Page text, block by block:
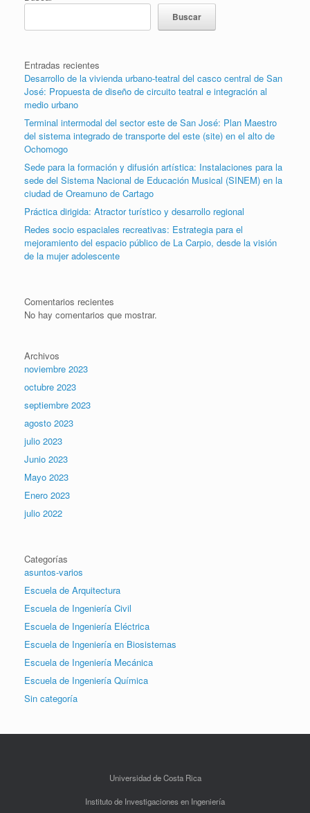
Buscar
Entradas recientes
Desarrollo de la vivienda urbano-teatral del casco central de San
José: Propuesta de diseño de circuito teatral e integración al
medio urbano
Terminal intermodal del sector este de San José: Plan Maestro
del sistema integrado de transporte del este (site) en el alto de
Ochomogo
Sede para la formación y difusión artística: Instalaciones para la
sede del Sistema Nacional de Educación Musical (SINEM) en la
ciudad de Oreamuno de Cartago
Práctica dirigida: Atractor turístico y desarrollo regional
Redes socio espaciales recreativas: Estrategia para el
mejoramiento del espacio público de La Carpio, desde la visión
de la mujer adolescente
Comentarios recientes
No hay comentarios que mostrar.
Archivos
noviembre 2023
octubre 2023
septiembre 2023
agosto 2023
julio 2023
Junio 2023
Mayo 2023
Enero 2023
julio 2022
Categorías
asuntos-varios
Escuela de Arquitectura
Escuela de Ingeniería Civil
Escuela de Ingeniería Eléctrica
Escuela de Ingeniería en Biosistemas
Escuela de Ingeniería Mecánica
Escuela de Ingeniería Química
Sin categoría
Universidad de Costa Rica
Instituto de Investigaciones en Ingeniería